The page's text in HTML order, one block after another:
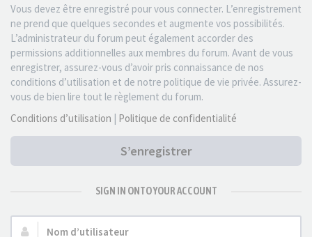
Vous devez être enregistré pour vous connecter. L’enregistrement
ne prend que quelques secondes et augmente vos possibilités.
L’administrateur du forum peut également accorder des
permissions additionnelles aux membres du forum. Avant de vous
enregistrer, assurez-vous d’avoir pris connaissance de nos
conditions d’utilisation et de notre politique de vie privée. Assurez-
vous de bien lire tout le règlement du forum.
Conditions d’utilisation | Politique de confidentialité
S’enregistrer
SIGN IN ONTO YOUR ACCOUNT
Nom